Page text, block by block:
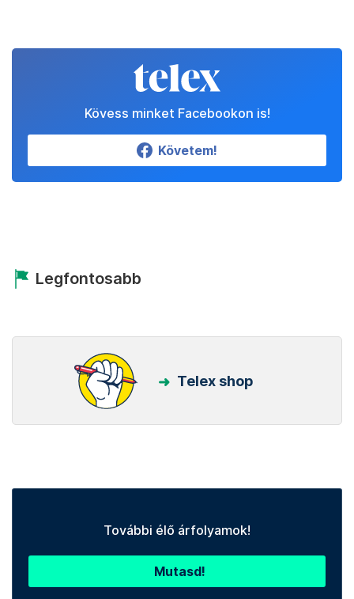
Kövess minket Facebookon is!
Követem!
Legfontosabb
Telex shop
További élő árfolyamok!
Mutasd!